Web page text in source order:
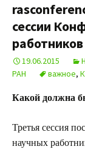
сессии
19.06.2015
РАН
важное,
Какой должна
Третья сессия
научных